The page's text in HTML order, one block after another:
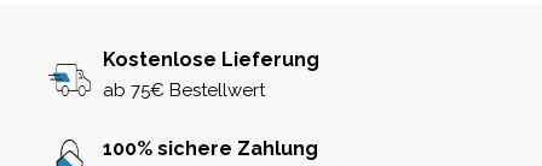
Kostenlose Lieferung
ab 75€ Bestellwert
100% sichere Zahlung